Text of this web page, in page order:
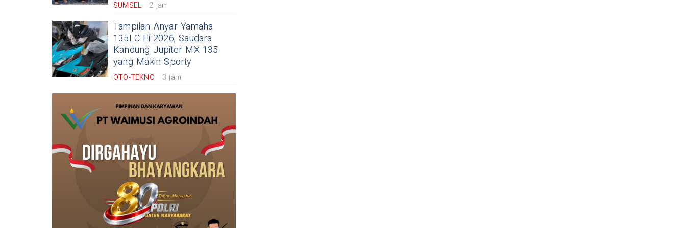
SUMSEL 2 jam
Tampilan Anyar Yamaha
135LC Fi 2026, Saudara
Kandung Jupiter MX 135
yang Makin Sporty
OTO-TEKNO 3 jam